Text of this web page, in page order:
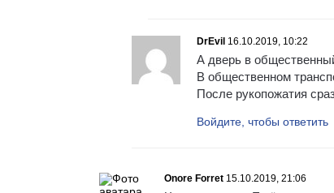
DrEvil 16.10.2019, 10:22
А дверь в
В общественном
После рукопожатия
Войдите, чтобы ответить
Onore Forret 15.10.2019, 21:06